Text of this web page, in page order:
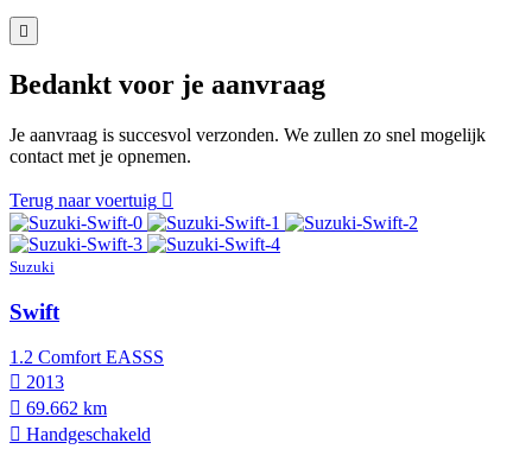
Bedankt voor je aanvraag
Je aanvraag is succesvol verzonden. We zullen zo snel mogelijk
contact met je opnemen.
Terug naar voertuig
Suzuki
Swift
1.2 Comfort EASSS
2013
69.662 km
Hand­geschakeld